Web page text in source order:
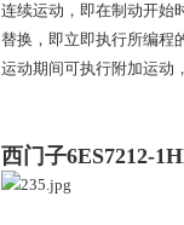
连续运动，即在制动开始
替换，即立即执行所编程
运动期间可执行附加运动
西门子6ES7212-